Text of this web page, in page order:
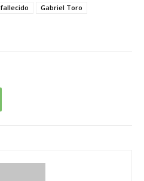
fallecido
Gabriel Toro